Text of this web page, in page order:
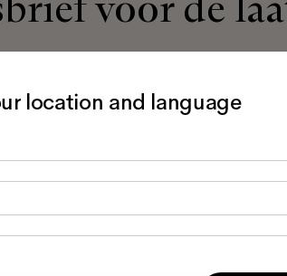
location and language